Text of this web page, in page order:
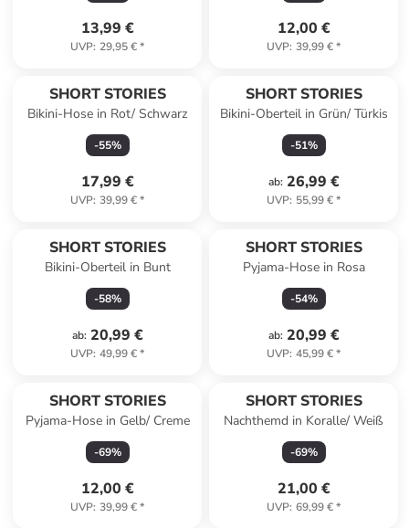
13,99 €
UVP: 29,95 €*
12,00 €
UVP: 39,99 €*
SHORT STORIES
Bikini-Hose in Rot/ Schwarz
-55%
17,99 €
UVP: 39,99 €*
SHORT STORIES
Bikini-Oberteil in Grün/ Türkis
-51%
ab: 26,99 €
UVP: 55,99 €*
SHORT STORIES
Bikini-Oberteil in Bunt
-58%
ab: 20,99 €
UVP: 49,99 €*
SHORT STORIES
Pyjama-Hose in Rosa
-54%
ab: 20,99 €
UVP: 45,99 €*
SHORT STORIES
Pyjama-Hose in Gelb/ Creme
-69%
12,00 €
UVP: 39,99 €*
SHORT STORIES
Nachthemd in Koralle/ Weiß
-69%
21,00 €
UVP: 69,99 €*